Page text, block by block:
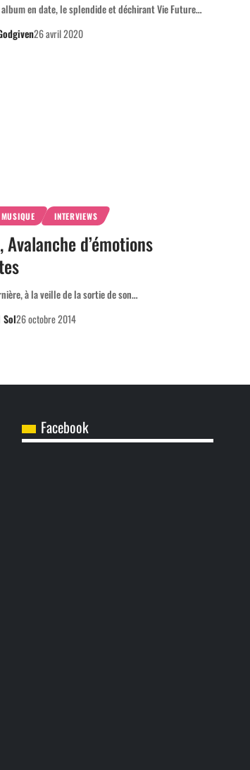
en date, le splendide et déchirant Vie Future…
26 avril 2020
INTERVIEWS
Avalanche d’émotions
à la veille de la sortie de son…
26 octobre 2014
Facebook